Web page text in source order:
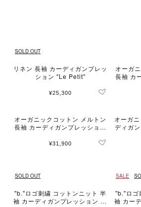
SOLD OUT
リネン 長袖 カーディガンプレッ
ション "Le Petit"
¥25,300
オーガ
長袖 カ
オーガニックコットン メルトン
長袖 カーディガンプレッション
¥31,900
オーガ
ディガ
SOLD OUT
"b."ロゴ刺繍 コットンニット 半
袖 カーディガンプレッション "S
SALE
"b."ロゴ
袖 カー